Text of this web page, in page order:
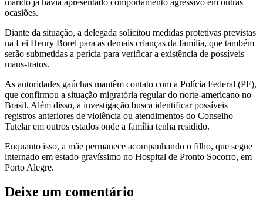
ocasiões.
Diante da situação, a delegada solicitou medidas protetivas previstas
na Lei Henry Borel para as demais crianças da família, que também
serão submetidas a perícia para verificar a existência de possíveis
maus-tratos.
As autoridades gaúchas mantêm contato com a Polícia Federal (PF),
que confirmou a situação migratória regular do norte-americano no
Brasil. Além disso, a investigação busca identificar possíveis
registros anteriores de violência ou atendimentos do Conselho
Tutelar em outros estados onde a família tenha residido.
Enquanto isso, a mãe permanece acompanhando o filho, que segue
internado em estado gravíssimo no Hospital de Pronto Socorro, em
Porto Alegre.
Deixe um comentário